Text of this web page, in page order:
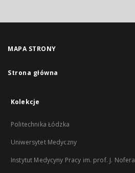
MAPA STRONY
Strona główna
Kolekcje
Politechnika Łódzka
Uniwersytet Medyczny
Instytut Medycyny Pracy im. prof. J. Nofera